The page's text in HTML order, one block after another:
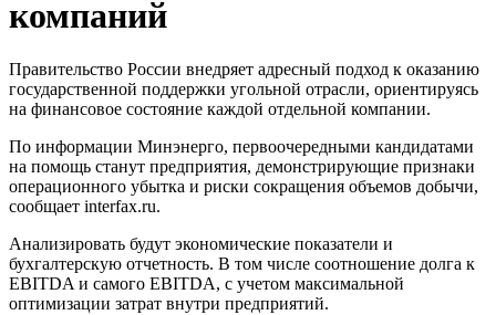
компаний
Правительство России внедряет адресный подход к оказанию
государственной поддержки угольной отрасли, ориентируясь
на финансовое состояние каждой отдельной компании.
По информации Минэнерго, первоочередными кандидатами
на помощь станут предприятия, демонстрирующие признаки
операционного убытка и риски сокращения объемов добычи,
сообщает interfax.ru.
Анализировать будут экономические показатели и
бухгалтерскую отчетность. В том числе соотношение долга к
EBITDA и самого EBITDA, с учетом максимальной
оптимизации затрат внутри предприятий.